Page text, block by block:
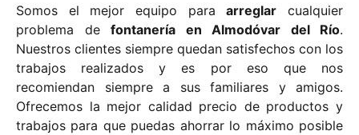
Somos el mejor equipo paraarreglar cualquier
problema de fontanería en Almodóvar del Río.
Nuestros clientes siempre quedan satisfechos con los
trabajos realizados y es por eso que nos
recomiendan siempre a sus familiares y amigos.
Ofrecemos la mejor calidad precio de productos y
trabajos para que puedas ahorrar lo máximo posible